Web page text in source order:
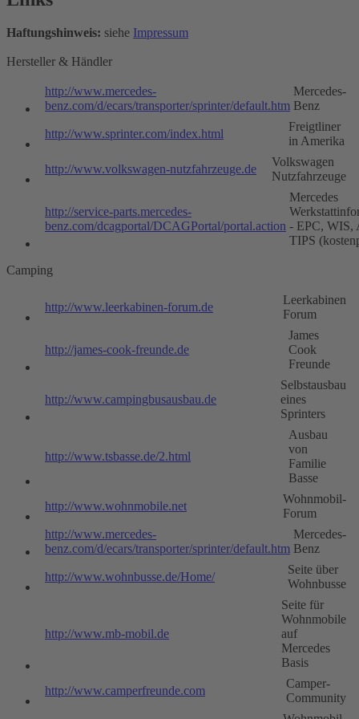
Haftungshinweis: siehe Impressum
Hersteller & Händler
http://www.mercedes-
benz.com/d/ecars/transporter/sprinter/default.htm
Mercedes-
Benz
http://www.sprinter.com/index.html
Freigtliner
in Amerika
http://www.volkswagen-nutzfahrzeuge.de
Volkswagen
Nutzfahrzeuge
http://service-parts.mercedes-
benz.com/dcagportal/DCAGPortal/portal.action
Mercedes
- EPC, WIS,
TIPS
Camping
http://www.leerkabinen-forum.de
Leerkabinen
Forum
http://james-cook-freunde.de
James
Cook
Freunde
http://www.campingbusausbau.de
Selbstausbau
eines
Sprinters
http://www.tsbasse.de/2.html
Ausbau
von
Familie
Basse
http://www.wohnmobile.net
Wohnmobil-
Forum
http://www.mercedes-
benz.com/d/ecars/transporter/sprinter/default.htm
Mercedes-
Benz
http://www.wohnbusse.de/Home/
Seite über
Wohnbusse
http://www.mb-mobil.de
Seite für
Wohnmobile
auf
Mercedes
Basis
http://www.camperfreunde.com
Camper-
Community